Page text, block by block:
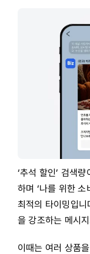
‘추석 할인’ 검색
하며 ‘나를 위한 소
최적의 타이밍입
을 강조하는 메시
이때는 여러 상품